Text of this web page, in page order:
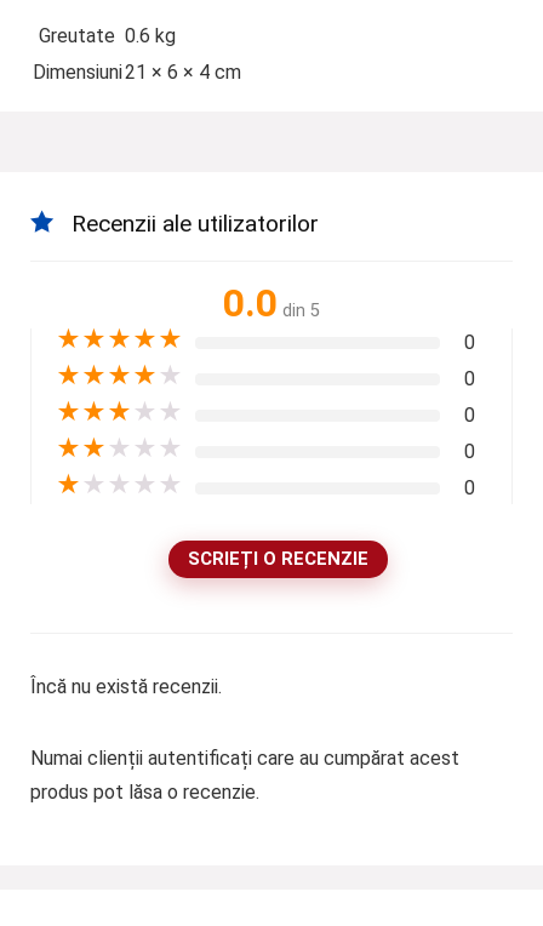
Greutate 0.6 kg
Dimensiuni21 × 6 × 4 cm
Recenzii ale utilizatorilor
0.0 din 5
★★★★★ 0
★★★★ ★ 0
★★★ ★ ★ 0
★★ ★ ★ ★ 0
★ ★ ★ ★ ★ 0
SCRIEȚI O RECENZIE
Încă nu există recenzii.
Numai clienții autentificați care au cumpărat acest
produs pot lăsa o recenzie.